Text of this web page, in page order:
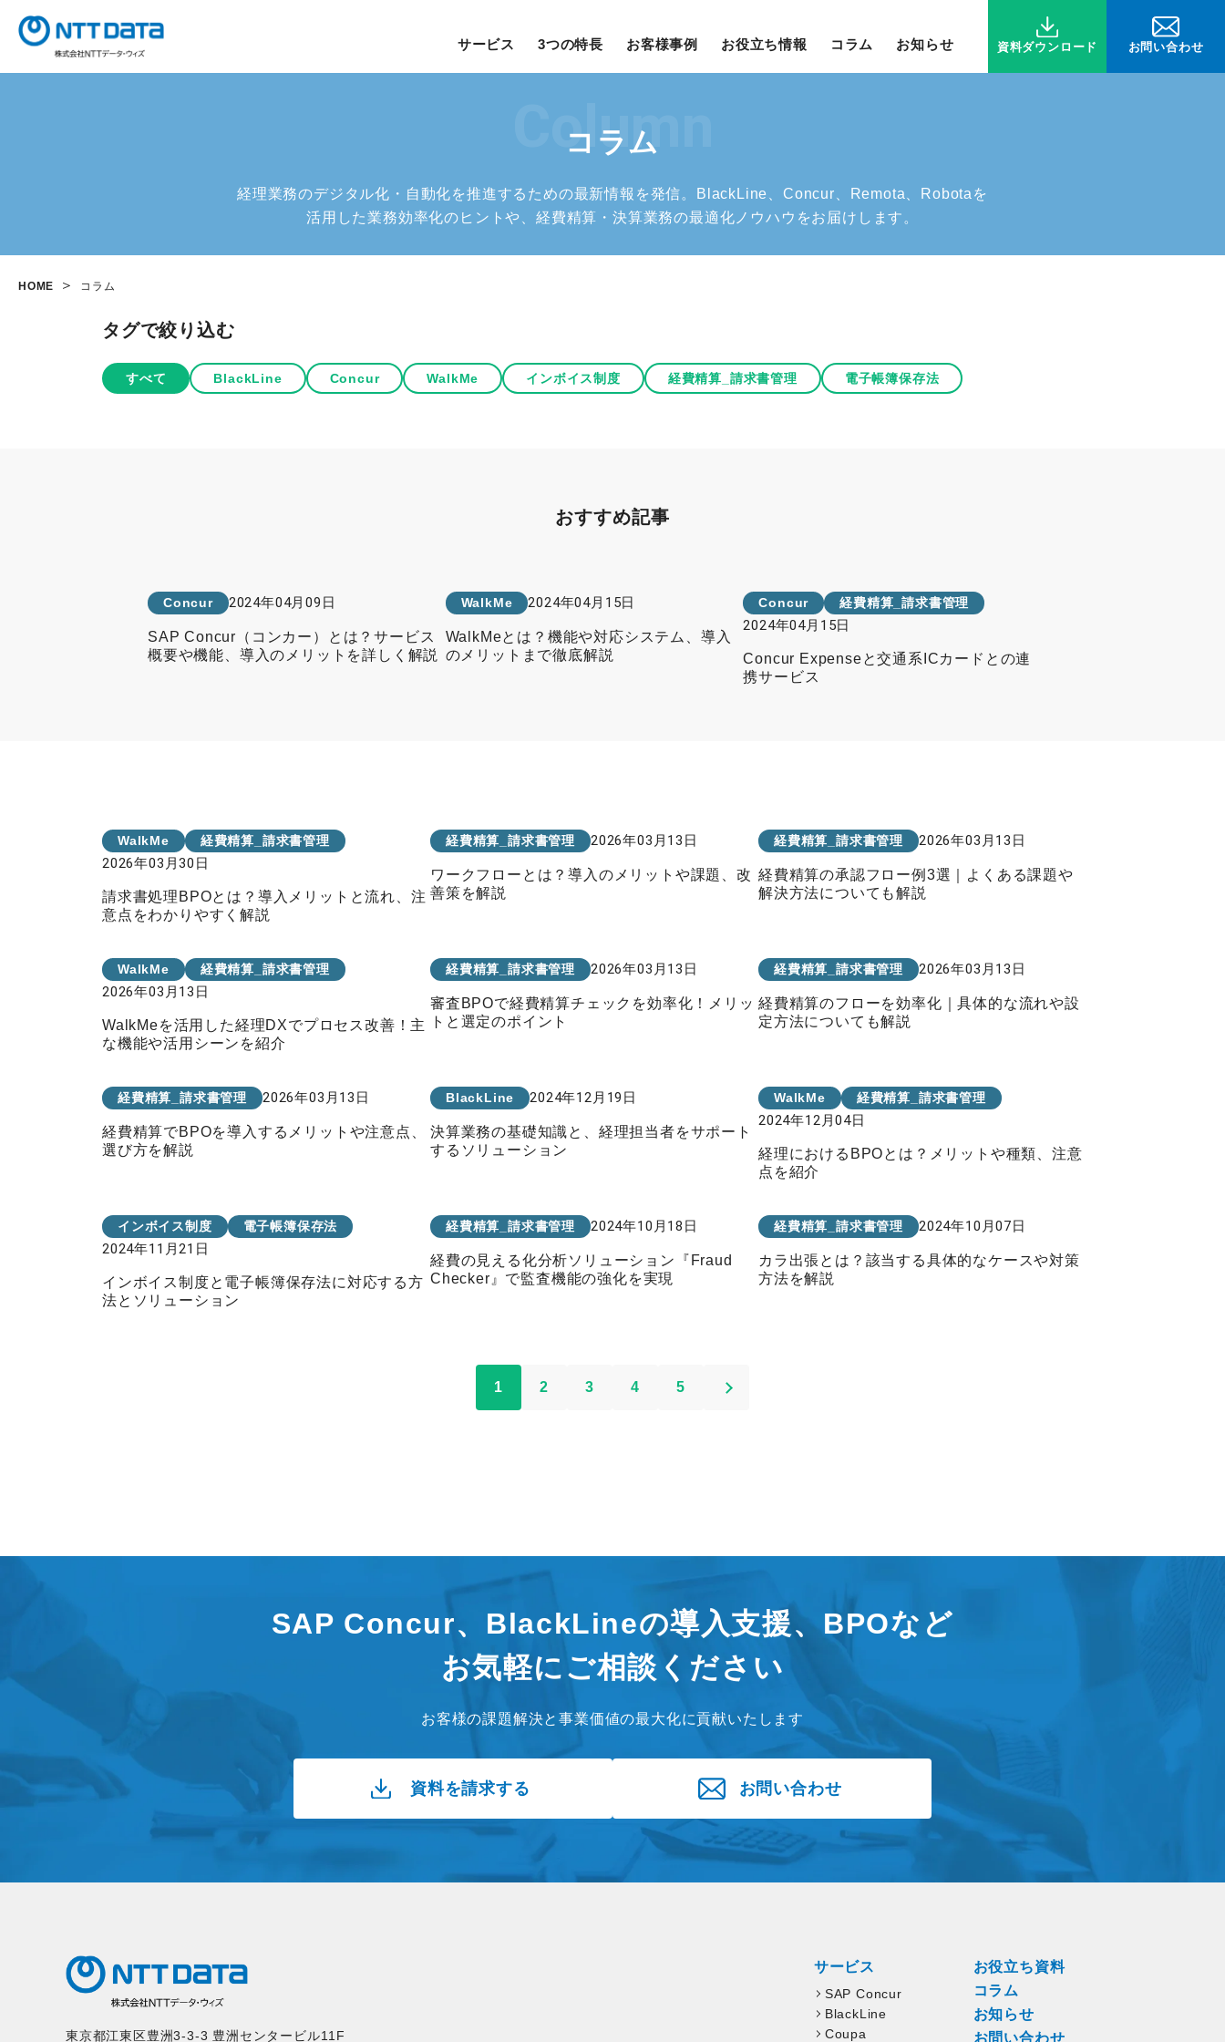
サービス 3つの特長 お客様事例 お役立ち情報 コラム お知らせ 資料ダウンロード お問い合わせ
Column
コラム
経理業務のデジタル化・自動化を推進するための最新情報を発信。BlackLine、Concur、Remota、Robotaを
活用した業務効率化のヒントや、経費精算・決算業務の最適化ノウハウをお届けします。
HOME コラム
タグで絞り込む
すべて BlackLine Concur WalkMe インボイス制度 経費精算_請求書管理 電子帳簿保存法
おすすめ記事
Concur 2024年04月09日
SAP Concur（コンカー）とは？サービス
概要や機能、導入のメリットを詳しく解説
WalkMe 2024年04月15日
WalkMeとは？機能や対応システム、導入
のメリットまで徹底解説
Concur 経費精算_請求書管理
2024年04月15日
Concur Expenseと交通系ICカードとの連
携サービス
WalkMe 経費精算_請求書管理
2026年03月30日
請求書処理BPOとは？導入メリットと流れ、注
意点をわかりやすく解説
経費精算_請求書管理 2026年03月13日
ワークフローとは？導入のメリットや課題、改
善策を解説
経費精算_請求書管理 2026年03月13日
経費精算の承認フロー例3選｜よくある課題や
解決方法についても解説
WalkMe 経費精算_請求書管理
2026年03月13日
WalkMeを活用した経理DXでプロセス改善！主
な機能や活用シーンを紹介
経費精算_請求書管理 2026年03月13日
審査BPOで経費精算チェックを効率化！メリッ
トと選定のポイント
経費精算_請求書管理 2026年03月13日
経費精算のフローを効率化｜具体的な流れや設
定方法についても解説
経費精算_請求書管理 2026年03月13日
経費精算でBPOを導入するメリットや注意点、
選び方を解説
BlackLine 2024年12月19日
決算業務の基礎知識と、経理担当者をサポート
するソリューション
WalkMe 経費精算_請求書管理
2024年12月04日
経理におけるBPOとは？メリットや種類、注意
点を紹介
インボイス制度 電子帳簿保存法
2024年11月21日
インボイス制度と電子帳簿保存法に対応する方
法とソリューション
経費精算_請求書管理 2024年10月18日
経費の見える化分析ソリューション『Fraud
Checker』で監査機能の強化を実現
経費精算_請求書管理 2024年10月07日
カラ出張とは？該当する具体的なケースや対策
方法を解説
1 2 3 4 5
SAP Concur、BlackLineの導入支援、BPOなど
お気軽にご相談ください
お客様の課題解決と事業価値の最大化に貢献いたします
資料を請求する お問い合わせ
東京都江東区豊洲3-3-3 豊洲センタービル11F
サービス
SAP Concur
BlackLine
Coupa
お役立ち資料
コラム
お知らせ
お問い合わせ